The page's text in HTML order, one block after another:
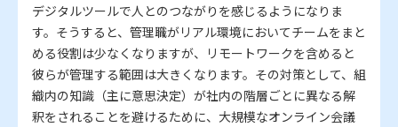
デジタルツールで人とのつながりを感じるようになりま
す。そうすると、管理職がリアル環境においてチームをまと
める役割は少なくなりますが、リモートワークを含めると
彼らが管理する範囲は大きくなります。その対策として、組
織内の知識（主に意思決定）が社内の階層ごとに異なる解
釈をされることを避けるために、大規模なオンライン会議